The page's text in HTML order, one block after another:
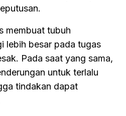
membuat tubuh
lebih besar pada tugas
Pada saat yang sama,
untuk terlalu
tindakan dapat